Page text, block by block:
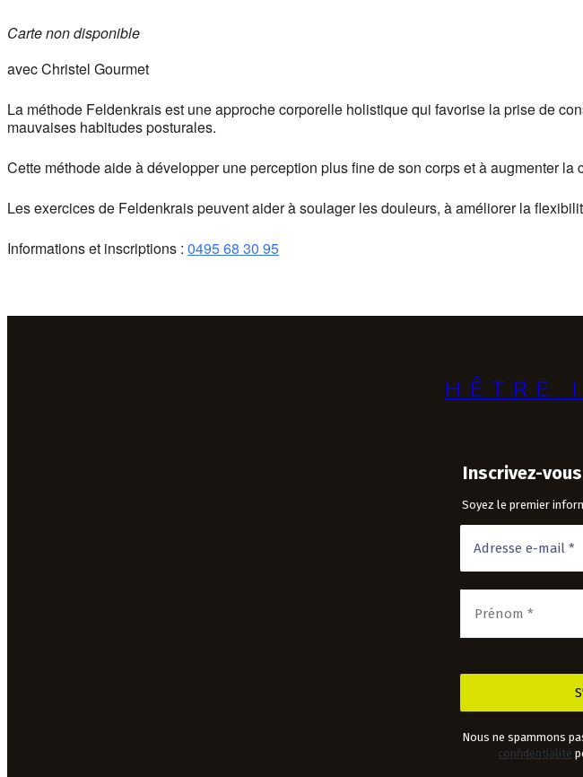
Carte non disponible
avec Christel Gourmet
La méthode Feldenkrais est une approche corporelle holistique qui favorise la prise de
mauvaises habitudes posturales.
Cette méthode aide à développer une perception plus fine de son corps et à augmenter
Les exercices de Feldenkrais peuvent aider à soulager les douleurs, à améliorer la
Informations et inscriptions : 0495 68 30 95
HÊTRE
Inscrivez-
Soyez le premier
Nous ne spammons
confidentialité